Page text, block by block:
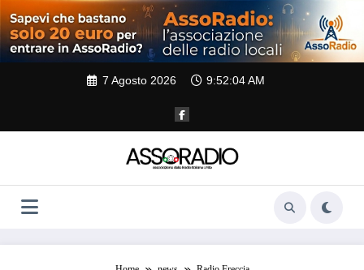
al
contenuto
7 Agosto 2026 9:52:05 AM